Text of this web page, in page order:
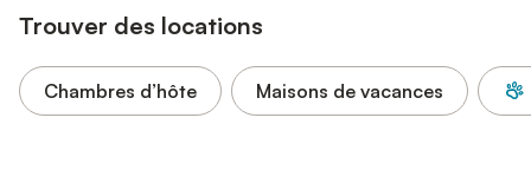
Trouver des locations
Chambres d’hôte Maisons de vacances